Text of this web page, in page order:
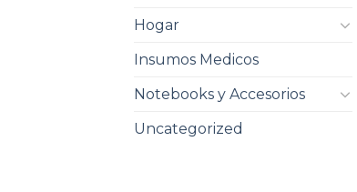
Hogar
Insumos Medicos
Notebooks y Accesorios
Uncategorized